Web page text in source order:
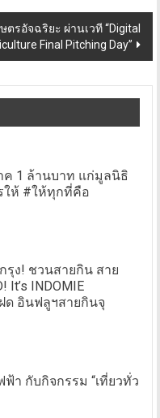
ตรอัจฉริยะ ผ่านเวที “Digital
Final Pitching Day”
ค 1 ล้านบาท แก่มูลนิธิ
ให้ #ให้ทุกที่คือ
ง! ชวนสายกิน สาย
It’s INDOMIE
ด อินฟลูฯสายกินจุ
า กับกิจกรรม “เที่ยวทั่ว